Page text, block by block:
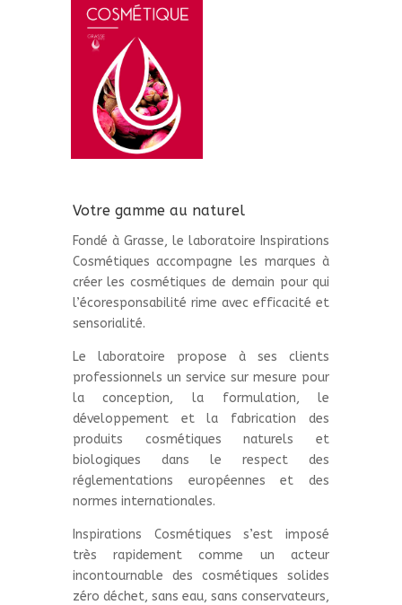
Votre gamme au naturel
Fondé à Grasse, le laboratoire Inspirations
Cosmétiques accompagne les marques à
créer les cosmétiques de demain pour qui
l’écoresponsabilité rime avec efficacité et
sensorialité.
Le laboratoire propose à ses clients
professionnels un service sur mesure pour
la conception, la formulation, le
développement et la fabrication des
produits cosmétiques naturels et
biologiques dans le respect des
réglementations européennes et des
normes internationales.
Inspirations Cosmétiques s’est imposé
très rapidement comme un acteur
incontournable des cosmétiques solides
zéro déchet, sans eau, sans conservateurs,